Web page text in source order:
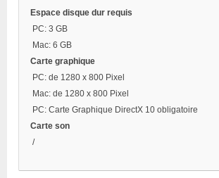
Espace disque dur requis
PC: 3 GB
Mac: 6 GB
Carte graphique
PC: de 1280 x 800 Pixel
Mac: de 1280 x 800 Pixel
PC: Carte Graphique DirectX 10 obligatoire
Carte son
/